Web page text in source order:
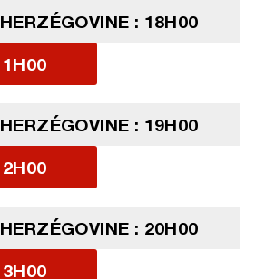
: 18H00
: 19H00
: 20H00